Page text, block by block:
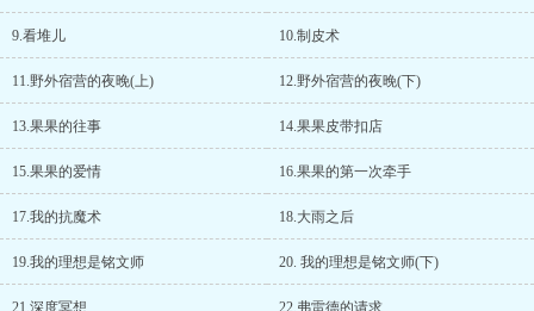
9.看堆儿 10.制皮术
11.野外宿营的夜晚(上) 12.野外宿营的夜晚(下)
13.果果的往事 14.果果皮带扣店
15.果果的爱情 16.果果的第一次牵手
17.我的抗魔术 18.大雨之后
19.我的理想是铭文师 20. 我的理想是铭文师(下)
21.深度冥想 22.弗雷德的请求